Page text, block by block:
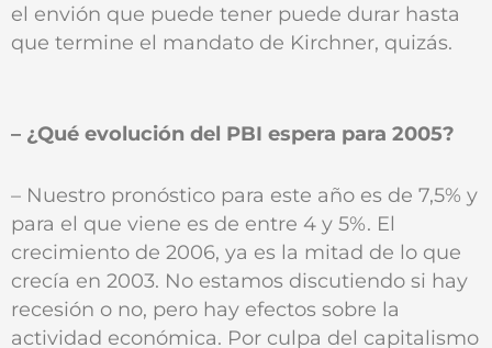
el envión que puede tener puede durar hasta
que termine el mandato de Kirchner, quizás.
– ¿Qué evolución del PBI espera para 2005?
– Nuestro pronóstico para este año es de 7,5% y
para el que viene es de entre 4 y 5%. El
crecimiento de 2006, ya es la mitad de lo que
crecía en 2003. No estamos discutiendo si hay
recesión o no, pero hay efectos sobre la
actividad económica. Por culpa del capitalismo